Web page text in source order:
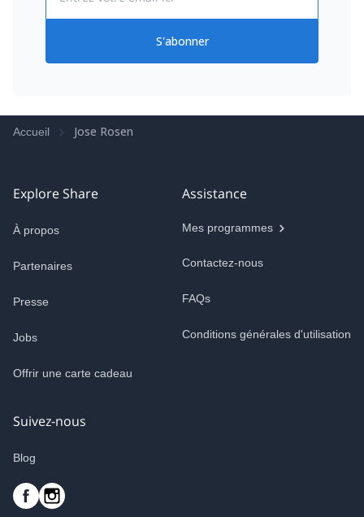
S'abonner
Accueil Jose Rosen
Explore Share
À propos
Partenaires
Presse
Jobs
Offrir une carte cadeau
Assistance
Mes programmes
Contactez-nous
FAQs
Conditions générales d'utilisation
Suivez-nous
Blog